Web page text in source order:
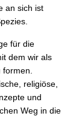
an sich ist
für die
dem wir als
religiöse,
und
Weg in die